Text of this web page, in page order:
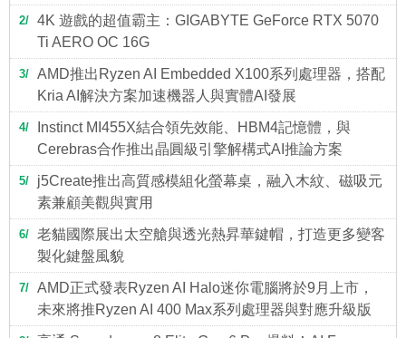
2
4K 遊戲的超值霸主：GIGABYTE GeForce RTX 5070
Ti AERO OC 16G
3
AMD推出Ryzen AI Embedded X100系列處理器，搭配
Kria AI解決方案加速機器人與實體AI發展
4
Instinct MI455X結合領先效能、HBM4記憶體，與
Cerebras合作推出晶圓級引擎解構式AI推論方案
5
j5Create推出高質感模組化螢幕桌，融入木紋、磁吸元
素兼顧美觀與實用
6
老貓國際展出太空艙與透光熱昇華鍵帽，打造更多變客
製化鍵盤風貌
7
AMD正式發表Ryzen AI Halo迷你電腦將於9月上市，
未來將推Ryzen AI 400 Max系列處理器與對應升級版